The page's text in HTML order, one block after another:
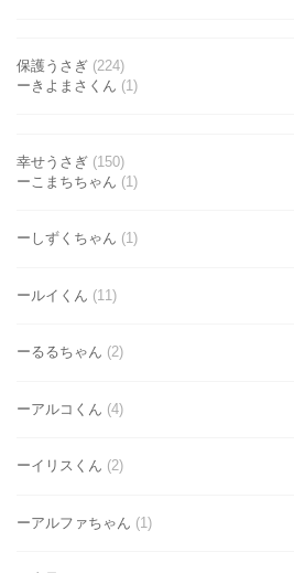
保護うさぎ (224)
ーきよまさくん (1)
幸せうさぎ (150)
ーこまちちゃん (1)
ーしずくちゃん (1)
ールイくん (11)
ーるるちゃん (2)
ーアルコくん (4)
ーイリスくん (2)
ーアルファちゃん (1)